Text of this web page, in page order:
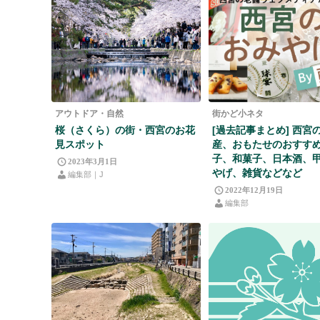
アウトドア・自然
桜（さくら）の街・西宮のお花
見スポット
2023年3月1日
編集部｜J
街かど小ネタ
[過去記事まとめ] 西宮
産、おもたせのおすす
子、和菓子、日本酒、
やげ、雑貨などなど
2022年12月19日
編集部